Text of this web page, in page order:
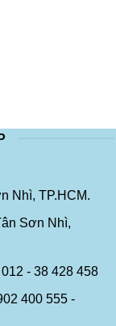
Nhì, TP.HCM.
Sơn Nhì,
- 38 428 458
400 555 -